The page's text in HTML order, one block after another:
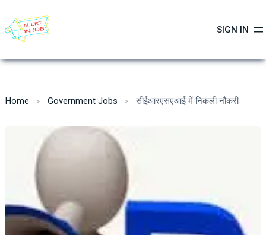
content
SIGN IN
Home Government Jobs सीईआरएसएआई में निकली नौकरी